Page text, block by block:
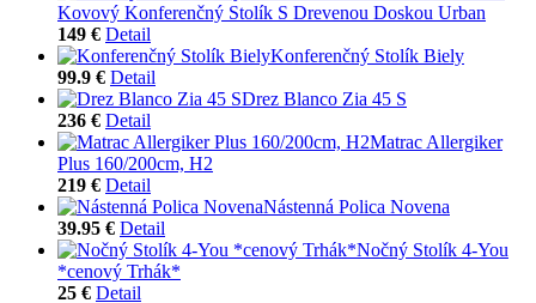
Kovový Konferenčný Stolík S Drevenou Doskou Urban
149 € Detail
Konferenčný Stolík Biely
99.9 € Detail
Drez Blanco Zia 45 S
236 € Detail
Matrac Allergiker
Plus 160/200cm, H2
219 € Detail
Nástenná Polica Novena
39.95 € Detail
Nočný Stolík 4-You
*cenový Trhák*
25 € Detail